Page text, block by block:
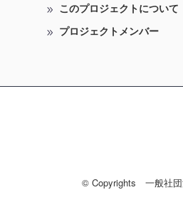
このプロジェクトについて
プロジェクトメンバー
© Copyrights 一般社団